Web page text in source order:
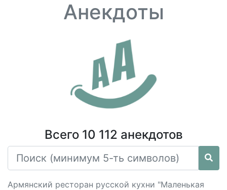
Анекдоты
Всего 10 112 анекдотов
Армянский ресторан русской кухни "Маленькая